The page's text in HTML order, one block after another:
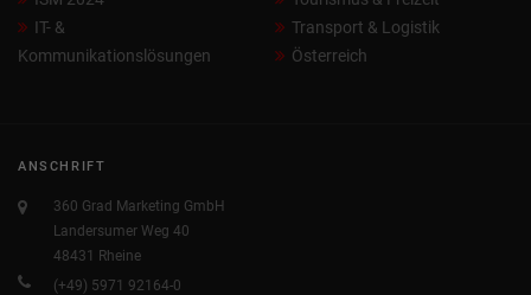
IT- &
Kommunikationslösungen
Transport & Logistik
Österreich
ANSCHRIFT
360 Grad Marketing GmbH
Landersumer Weg 40
48431 Rheine
(+49) 5971 92164-0